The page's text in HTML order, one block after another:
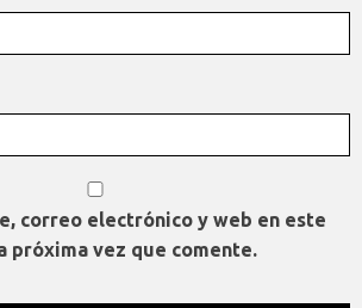
correo electrónico y web en este
próxima vez que comente.